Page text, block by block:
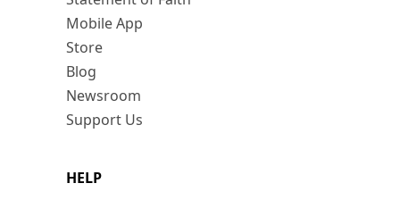
Mobile App
Store
Blog
Newsroom
Support Us
HELP